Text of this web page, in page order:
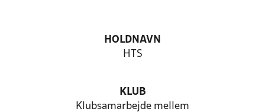
HOLDNAVN
HTS
KLUB
Klubsamarbejde mellem